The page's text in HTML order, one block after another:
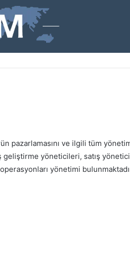
pazarlamasını ve ilgili tüm
geliştirme yöneticileri, satış
yönetimi